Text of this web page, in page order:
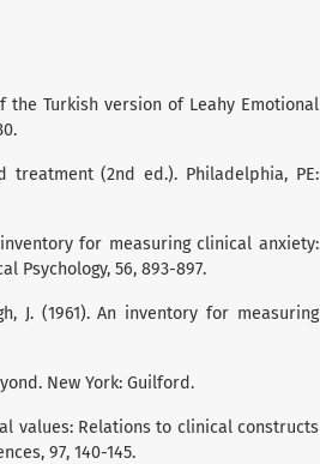
the Turkish version of Leahy Emotional
treatment (2nd ed.). Philadelphia, PE:
inventory for measuring clinical anxiety:
Psychology, 56, 893-897.
J. (1961). An inventory for measuring
New York: Guilford.
values: Relations to clinical constructs
97, 140-145.